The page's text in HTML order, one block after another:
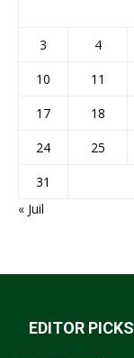
3
4
10
11
17
18
24
25
31
« Juil
EDITOR PICKS